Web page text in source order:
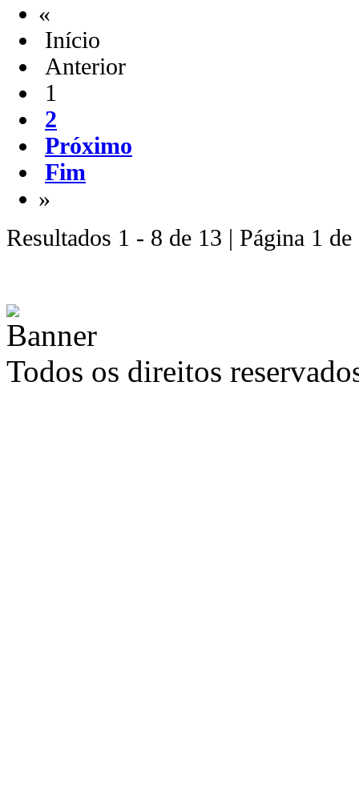
«
Início
Anterior
1
2
Próximo
Fim
»
Resultados 1 - 8 de 13 | Página 1 de
Todos os direitos